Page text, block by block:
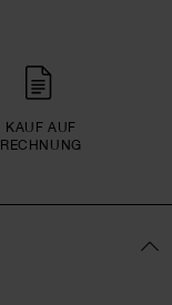
KAUF AUF
RECHNUNG